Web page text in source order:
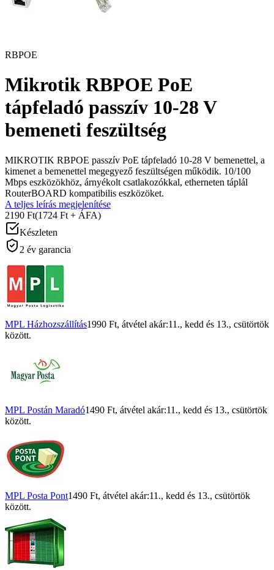
RBPOE
Mikrotik RBPOE PoE
tápfeladó passzív 10-28 V
bemeneti feszültség
MIKROTIK RBPOE passzív PoE tápfeladó 10-28 V bemenettel, a
kimenet a bemenettel megegyező feszültségen működik. 10/100
Mbps eszközökhöz, árnyékolt csatlakozókkal, etherneten táplál
RouterBOARD kompatibilis eszközöket.
A teljes leírás megjelenítése
2190 Ft(1724 Ft + ÁFA)
Készleten
2 év garancia
MPL Házhozszállítás1990 Ft, átvétel akár:11., kedd és 13., csütörtök
között.
MPL Postán Maradó1490 Ft, átvétel akár:11., kedd és 13., csütörtök
között.
MPL Posta Pont1490 Ft, átvétel akár:11., kedd és 13., csütörtök
között.